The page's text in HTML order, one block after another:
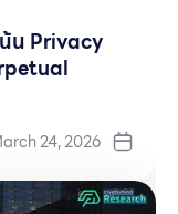
น Privacy
24, 2026